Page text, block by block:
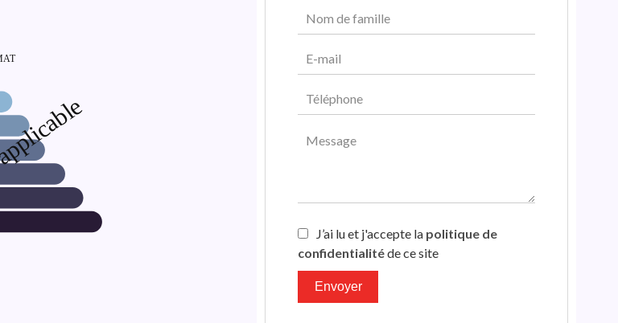
J’ai lu et j'accepte la politique de
confidentialitéde ce site
Envoyer